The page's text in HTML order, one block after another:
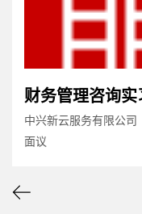
财务管理咨询实
中兴新云服务有限公司
面议